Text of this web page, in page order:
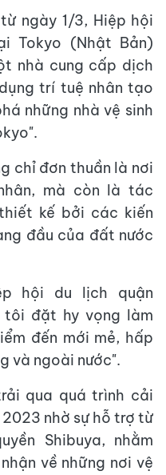
ngày 1/3, Hiệp hội
Tokyo (Nhật Bản)
nhà cung cấp dịch
trí tuệ nhân tạo
những nhà vệ sinh
chỉ đơn thuần là nơi
mà còn là tác
kế bởi các kiến
đầu của đất nước
hội du lịch quận
tôi đặt hy vọng làm
đến mới mẻ, hấp
và ngoài nước".
qua quá trình cải
nhờ sự hỗ trợ từ
Shibuya, nhằm
về những nơi vệ